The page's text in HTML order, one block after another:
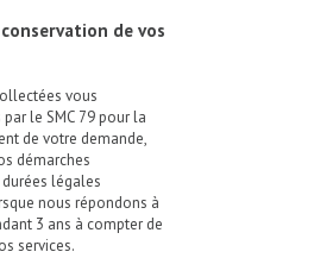
de vos
vous
le SMC 79 pour la
de votre demande,
démarches
légales
nous répondons à
3 ans à compter de
services.